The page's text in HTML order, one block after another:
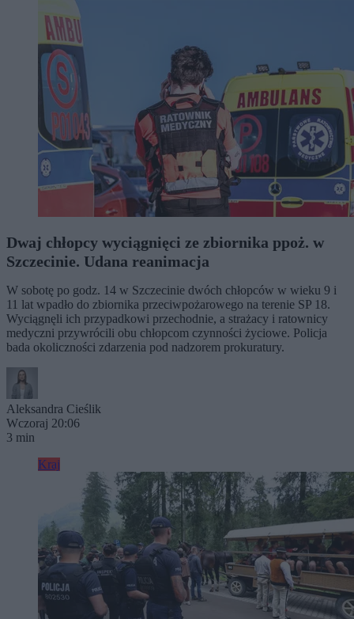
Dwaj chłopcy wyciągnięci ze zbiornika ppoż. w
Szczecinie. Udana reanimacja
W sobotę po godz. 14 w Szczecinie dwóch chłopców w wieku 9 i
11 lat wpadło do zbiornika przeciwpożarowego na terenie SP 18.
Wyciągnęli ich przypadkowi przechodnie, a strażacy i ratownicy
medyczni przywrócili obu chłopcom czynności życiowe. Policja
bada okoliczności zdarzenia pod nadzorem prokuratury.
Aleksandra Cieślik
Wczoraj 20:06
3 min
Kraj